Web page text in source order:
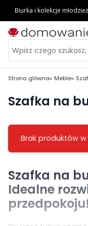
Strona główna Meble
Szafka na
Brak produktów
Szafka na
Idealne
przedpokoju!